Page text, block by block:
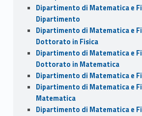
Dipartimento di Matematica e
Dipartimento
Dipartimento di Matematica e
Dottorato in Fisica
Dipartimento di Matematica e
Dottorato in Matematica
Dipartimento di Matematica e
Dipartimento di Matematica e
Matematica
Dipartimento di Matematica e